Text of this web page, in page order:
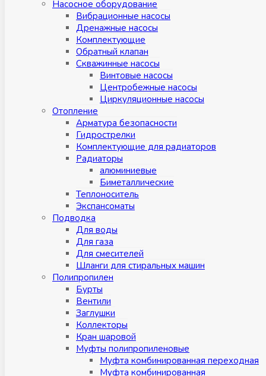
Насосное оборудование
Вибрационные насосы
Дренажные насосы
Комплектующие
Обратный клапан
Скважинные насосы
Винтовые насосы
Центробежные насосы
Циркуляционные насосы
Отопление
Арматура безопасности
Гидрострелки
Комплектующие для радиаторов
Радиаторы
алюминиевые
Биметаллические
Теплоноситель
Экспансоматы
Подводка
Для воды
Для газа
Для смесителей
Шланги для стиральных машин
Полипропилен
Бурты
Вентили
Заглушки
Коллекторы
Кран шаровой
Муфты полипропиленовые
Муфта комбинированная переходная
Муфта комбинированная